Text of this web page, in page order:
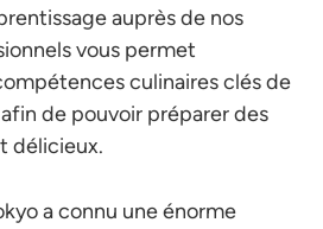
auprès de nos
vous permet
culinaires clés de
de pouvoir préparer des
délicieux.
a connu une énorme